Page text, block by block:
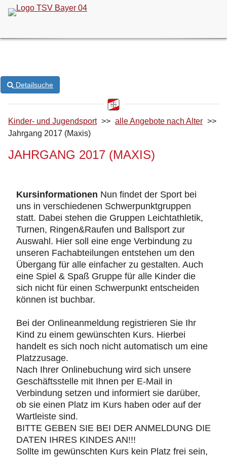
Detailsuche
Kinder- und Jugendsport >> alle Angebote nach Alter >>
Jahrgang 2017 (Maxis)
JAHRGANG 2017 (MAXIS)
Kursinformationen Nun findet der Sport bei
uns in verschiedenen Schwerpunktgruppen
statt. Dabei stehen die Gruppen Leichtathletik,
Turnen, Ringen&Raufen und Ballsport zur
Auswahl. Hier soll eine enge Verbindung zu
unseren Fachabteilungen entstehen um den
Übergang für alle einfacher zu gestalten. Auch
eine Spiel & Spaß Gruppe für alle Kinder die
sich nicht für einen Schwerpunkt entscheiden
können ist buchbar.
Bei der Onlineanmeldung registrieren Sie Ihr
Kind zu einem gewünschten Kurs. Hierbei
handelt es sich noch nicht automatisch um eine
Platzzusage.
Nach Ihrer Onlinebuchung wird sich unsere
Geschäftsstelle mit Ihnen per E-Mail in
Verbindung setzen und informiert sie darüber,
ob sie einen Platz im Kurs haben oder auf der
Wartleiste sind.
BITTE GEBEN SIE BEI DER ANMELDUNG DIE
DATEN IHRES KINDES AN!!!
Sollte im gewünschten Kurs kein Platz frei sein,